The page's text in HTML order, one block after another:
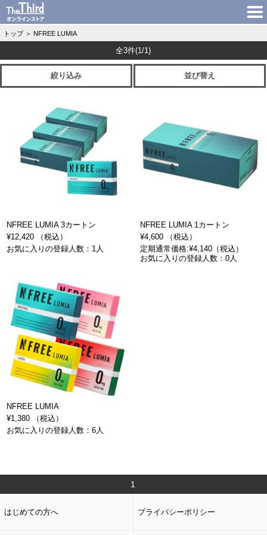
トップ ＞ NFREE LUMIA
全3件(1/1)
絞り込み 並び替え
NFREE LUMIA 3カートン
¥12,420 （税込）
お気に入りの登録人数：1人
NFREE LUMIA 1カートン
¥4,600 （税込）
定期通常価格:¥4,140（税込）
お気に入りの登録人数：0人
NFREE LUMIA
¥1,380 （税込）
お気に入りの登録人数：6人
1
はじめての方へ プライバシーポリシー